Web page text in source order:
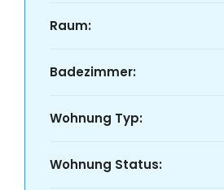
Raum:
Badezimmer:
Wohnung Typ:
Wohnung Status: